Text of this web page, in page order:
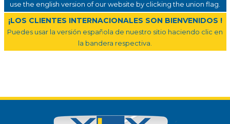
use the english version of our website by clicking the union flag.
¡LOS CLIENTES INTERNACIONALES SON BIENVENIDOS !
Puedes usar la versión española de nuestro sitio haciendo clic en
la bandera respectiva.